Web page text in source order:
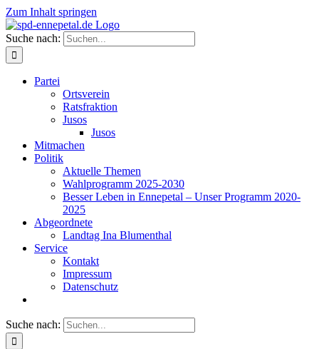
Zum Inhalt springen
Suche nach:
Partei
Ortsverein
Ratsfraktion
Jusos
Jusos
Mitmachen
Politik
Aktuelle Themen
Wahlprogramm 2025-2030
Besser Leben in Ennepetal – Unser Programm 2020-
2025
Abgeordnete
Landtag Ina Blumenthal
Service
Kontakt
Impressum
Datenschutz
Suche nach: